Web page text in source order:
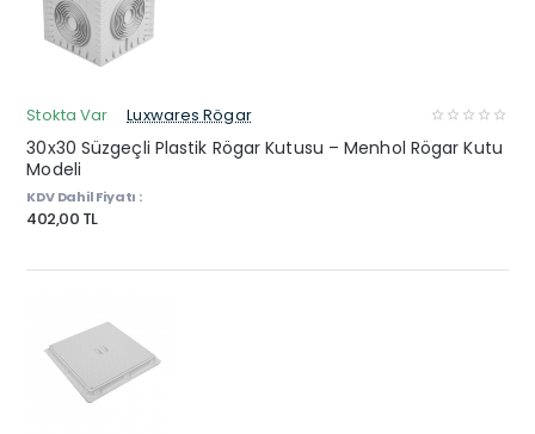
Stokta Var Luxwares Rögar
30x30 Süzgeçli Plastik Rögar Kutusu – Menhol Rögar Kutu
Modeli
KDV Dahil Fiyatı :
402,00 TL